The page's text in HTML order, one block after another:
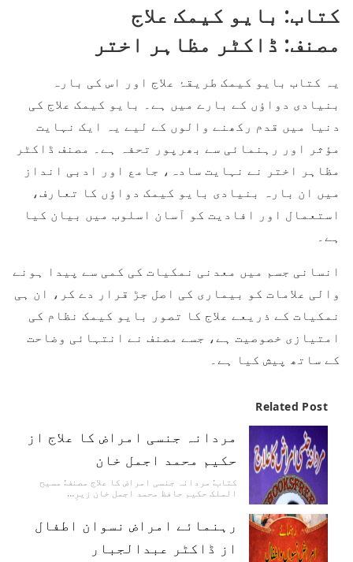
کتاب: بایو کیمک علاج
مصنف: ڈاکٹر مظاہر اختر
یہ کتاب بایو کیمک طریقۂ علاج اور اس کی بارہ
بنیادی دواؤں کے بارے میں ہے۔ بایو کیمک علاج کی
دنیا میں قدم رکھنے والوں کے لیے یہ ایک نہایت
مؤثر اور رہنمائی سے بھرپور تحفہ ہے۔ مصنف ڈاکٹر
مظاہر اختر نے نہایت سادہ، جامع اور ادبی انداز
میں ان بارہ بنیادی بایو کیمک دواؤں کا تعارف،
استعمال اور افادیت کو آسان اسلوب میں بیان کیا
ہے۔
انسانی جسم میں معدنی نمکیات کی کمی سے پیدا ہونے
والی علامات کو بیماری کی اصل جڑ قرار دے کر، ان ہی
نمکیات کے ذریعے علاج کا تصور بایو کیمک نظام کی
امتیازی خصوصیت ہے، جسے مصنف نے انتہائی وضاحت
کے ساتھ پیش کیا ہے۔
Related Post
مردانہ جنسی امراض کا علاج از
حکیم محمد اجمل خان
کتاب: مردانہ جنسی امراض کا علاج مصنف: مسیح
الملک حکیم حافظ محمد اجمل خان زیرِ…
رہنمائے امراض نسوان اطفال
از ڈاکٹر عبدالجبار